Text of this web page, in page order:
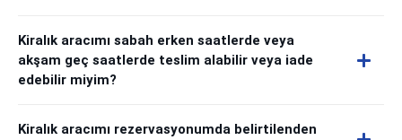
Kiralık aracımı sabah erken saatlerde veya
akşam geç saatlerde teslim alabilir veya iade
edebilir miyim?
Kiralık aracımı rezervasyonumda belirtilenden